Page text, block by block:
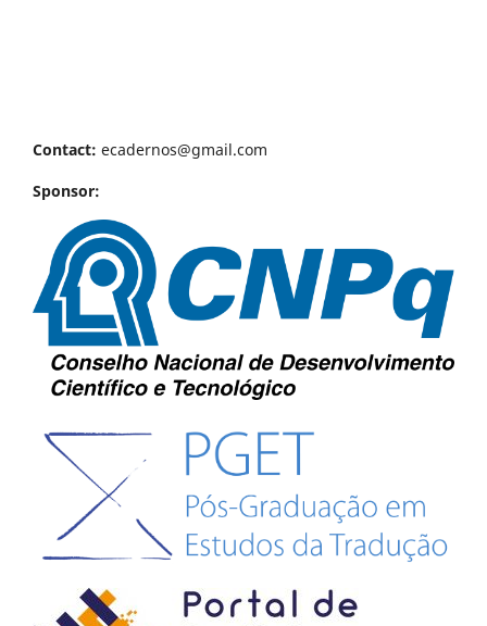
Contact: ecadernos@gmail.com
Sponsor: